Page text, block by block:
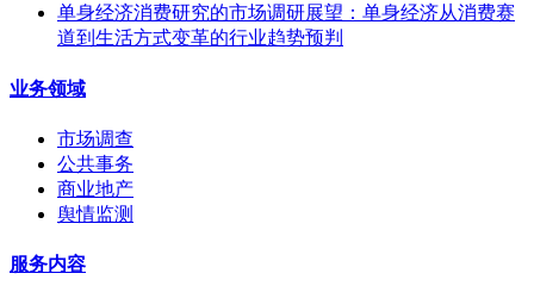
单身经济消费研究的市场调研展望：单身经济从消费赛
道到生活方式变革的行业趋势预判
业务领域
市场调查
公共事务
商业地产
舆情监测
服务内容